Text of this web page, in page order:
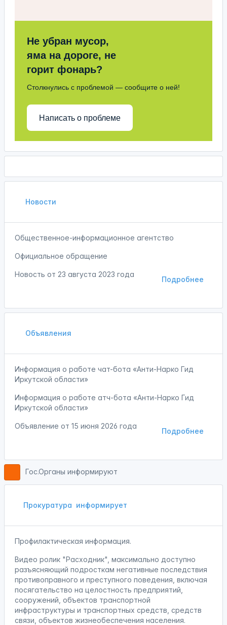
Не убран мусор,
яма на дороге, не
горит фонарь?
Столкнулись с проблемой — сообщите о ней!
Написать о проблеме
Новости
Общественное-информационное агентство
Официальное обращение
Подробнее
Новость от 23 августа 2023 года
Объявления
Информация о работе чат-бота «Анти-Нарко Гид
Иркутской области»
Информация о работе атч-бота «Анти-Нарко Гид
Иркутской области»
Подробнее
Объявление от 15 июня 2026 года
Гос.Органы информируют
Прокуратура информирует
Профилактическая информация.
Видео ролик "Расходник", максимально доступно
разъясняющий подросткам негативные последствия
противоправного и преступного поведения, включая
посягательство на целостность предприятий,
сооружений, объектов транспортной
инфраструктуры и транспортных средств, средств
связи, объектов жизнеобеспечения населения.